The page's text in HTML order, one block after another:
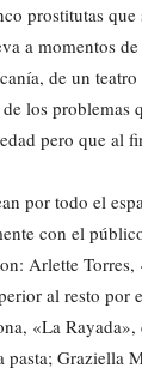
prostitutas que
a momentos
de un
los problemas
pero que al
por todo el
con el
Arlette Torres,
al resto por
«La Rayada»,
Graziella